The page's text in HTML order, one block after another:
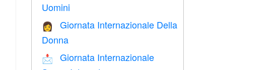
Uomini
👩
Giornata Internazionale Della
Donna
📩
Giornata Internazionale